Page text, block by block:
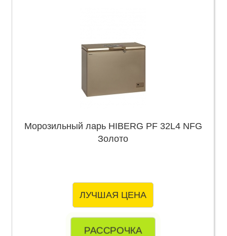
Морозильный ларь HIBERG PF 32L4 NFG
Золото
ЛУЧШАЯ ЦЕНА
РАССРОЧКА